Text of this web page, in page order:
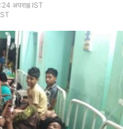
अपराह्न IST